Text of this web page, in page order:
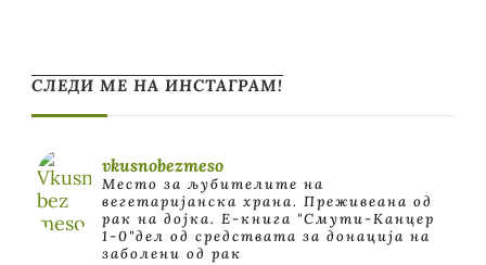
СЛЕДИ МЕ НА ИНСТАГРАМ!
vkusnobezmeso
Место за љубителите на
вегетаријанска храна. Преживеана од
рак на дојка. E-книга "Смути-Канцер
1-0"дел од средствата за донација на
заболени од рак